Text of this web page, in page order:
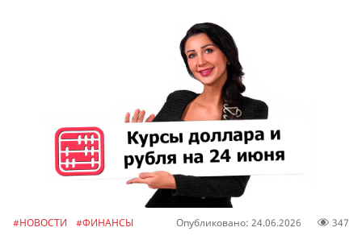
#НОВОСТИ #ФИНАНСЫ Опубликовано: 24.06.2026 347